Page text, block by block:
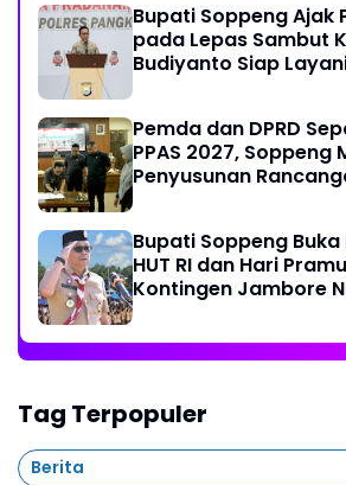
Bupati Soppeng Ajak
pada Lepas Sambut
Budiyanto Siap
Pemda dan DPRD
PPAS 2027, Soppeng
Penyusunan
Bupati Soppeng
HUT RI dan Hari
Kontingen Jambore
Tag Terpopuler
Berita